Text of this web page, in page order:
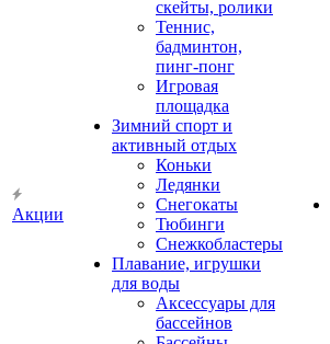
Акции
скейты, ролики
Теннис,
бадминтон,
пинг-понг
Игровая
площадка
Зимний спорт и
активный отдых
Коньки
Ледянки
Снегокаты
Тюбинги
Снежкобластеры
Плавание, игрушки
для воды
Аксессуары для
бассейнов